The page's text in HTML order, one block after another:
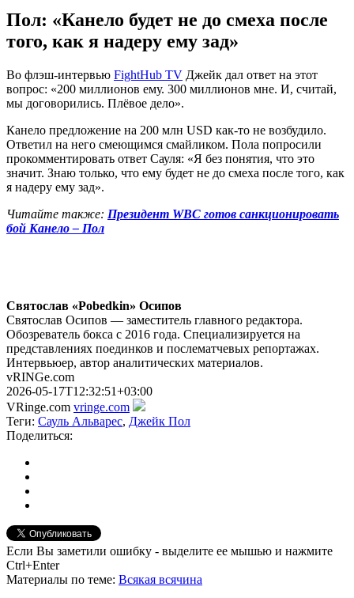
Пол: «Канело будет не до смеха после
того, как я надеру ему зад»
Во флэш-интервью FightHub TV Джейк дал ответ на этот
вопрос: «200 миллионов ему. 300 миллионов мне. И, считай,
мы договорились. Плёвое дело».
Канело предложение на 200 млн USD как-то не возбудило.
Ответил на него смеющимся смайликом. Пола попросили
прокомментировать ответ Сауля: «Я без понятия, что это
значит. Знаю только, что ему будет не до смеха после того, как
я надеру ему зад».
Читайте также: Президент WBC готов санкционировать
бой Канело – Пол
Святослав «Pobedkin» Осипов
Святослав Осипов — заместитель главного редактора.
Обозреватель бокса с 2016 года. Специализируется на
представлениях поединков и послематчевых репортажах.
Интервьюер, автор аналитических материалов.
vRINGe.com
2026-05-17T12:32:51+03:00
VRinge.com vringe.com
Теги: Сауль Альварес, Джейк Пол
Поделиться:
Если Вы заметили ошибку - выделите ее мышью и нажмите
Ctrl+Enter
Материалы по теме: Всякая всячина